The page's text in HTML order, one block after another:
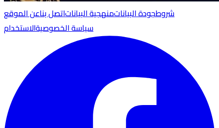
عن الموقعاتصل بنامنهجية البياناتجودة البياناتشروط
الاستخدامسياسة الخصوصية